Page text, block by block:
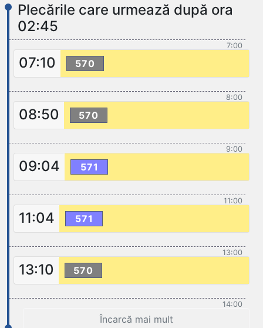
Plecările care urmează după ora
02:45
7:00
07:10 570
8:00
08:50 570
9:00
09:04 571
11:00
11:04 571
13:00
13:10 570
14:00
Încarcă mai mult